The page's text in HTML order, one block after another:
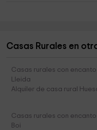
Casas Rurales en
Casas rurales con encanto
Lleida
Alquiler de casa rural
Casas rurales con encanto
Boi